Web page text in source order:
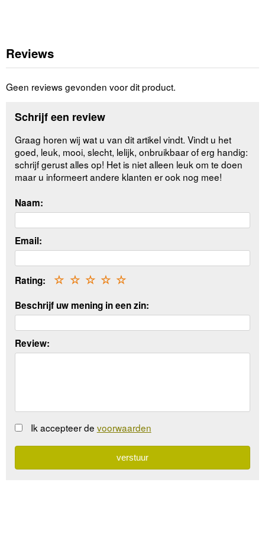
Reviews
Geen reviews gevonden voor dit product.
Schrijf een review
Graag horen wij wat u van dit artikel vindt. Vindt u het
goed, leuk, mooi, slecht, lelijk, onbruikbaar of erg handig:
schrijf gerust alles op! Het is niet alleen leuk om te doen
maar u informeert andere klanten er ook nog mee!
Naam:
Email:
Rating: ☆
☆
☆
☆
☆
Beschrijf uw mening in een zin:
Review:
Ik accepteer de voorwaarden